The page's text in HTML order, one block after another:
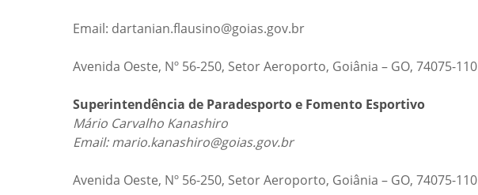
Email: dartanian.flausino@goias.gov.br
Avenida Oeste, Nº 56-250, Setor Aeroporto, Goiânia – GO, 74075-110
Superintendência de Paradesporto e Fomento Esportivo
Mário Carvalho Kanashiro
Email: mario.kanashiro@goias.gov.br
Avenida Oeste, Nº 56-250, Setor Aeroporto, Goiânia – GO, 74075-110